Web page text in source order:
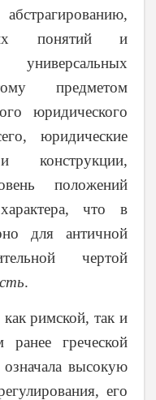
понятий и
предметом
юридического
юридические
положений
что в
для античной
чертой
.
римской, так и
греческой
высокую
его